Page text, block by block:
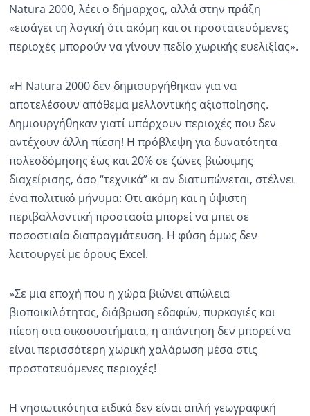
Natura 2000, λέει ο δήμαρχος, αλλά στην πράξη
«εισάγει τη λογική ότι ακόμη και οι προστατευόμενες
περιοχές μπορούν να γίνουν πεδίο χωρικής ευελιξίας».
«Η Natura 2000 δεν δημιουργήθηκαν για να
αποτελέσουν απόθεμα μελλοντικής αξιοποίησης.
Δημιουργήθηκαν γιατί υπάρχουν περιοχές που δεν
αντέχουν άλλη πίεση! Η πρόβλεψη για δυνατότητα
πολεοδόμησης έως και 20% σε ζώνες βιώσιμης
διαχείρισης, όσο “τεχνικά” κι αν διατυπώνεται, στέλνει
ένα πολιτικό μήνυμα: Οτι ακόμη και η ύψιστη
περιβαλλοντική προστασία μπορεί να μπει σε
ποσοστιαία διαπραγμάτευση. Η φύση όμως δεν
λειτουργεί με όρους Excel.
»Σε μια εποχή που η χώρα βιώνει απώλεια
βιοποικιλότητας, διάβρωση εδαφών, πυρκαγιές και
πίεση στα οικοσυστήματα, η απάντηση δεν μπορεί να
είναι περισσότερη χωρική χαλάρωση μέσα στις
προστατευόμενες περιοχές!
Η νησιωτικότητα ειδικά δεν είναι απλή γεωγραφική